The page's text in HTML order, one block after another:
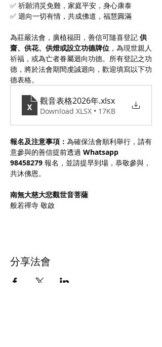
✅ 祈願消災免難，家庭平安，身心康泰
✅ 迴向一切有情，共成佛道，福慧圓滿
為莊嚴法會，廣植福田，善信可隨喜登記 供
齋、供花、供燈或設立功德牌位 ，為現世親人
祈福，或為亡者眷屬迴向功德。所有登記之功
德，將於法會期間虔誠迴向，歡迎填寫以下功
德表格。
觀音表格2026年.xlsx
Download XLSX • 17KB
報名及注意事項： 為確保法會順利舉行，請有
意參與的善信提前透過 Whatsapp
98458279 報名，並請提早到場，恭敬參與，
共沐佛恩。
南無大慈大悲觀世音菩薩
般若禪寺 敬啟
分享法會